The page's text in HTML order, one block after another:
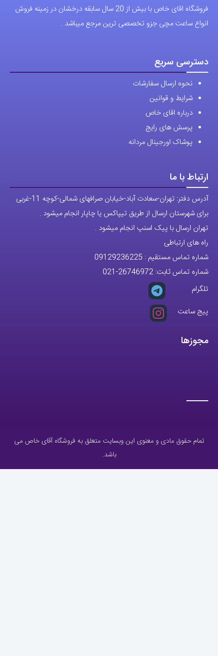
فروشگاه اقای خاص با بیش از 20 سال سابقه درخشان در زمینه فروش
انواع ساعت مچی جزو تخصصی ترین مرجع میباشد .
دسترسی سریع
نحوه ارسال سفارشات
شرایط و قوانین
درباره اقای خاص
پرسش های رایج
پوشاک اورجینال مردانه
ارتباط با ما
آدرس دفتر: تهران-سعادت آباد-خیابان صرافهای شمالی-کوچه 11-غربی
برای شهرستان ارسال از طریق تیپاکس یا چاپار انجام میشود .
تهران ارسال با پیک اسنپ انجام میشود .
راه های ارتباطی
شماره تماس مستقیم : 09129236225
شماره تماس ثابت: 26746972
-021
تلگرام
پیج ساعت
مجوزها
تمام حقوق مادی و معنوی این وبسایت متعلق به فروشگاه آقای خاص می
باشد.